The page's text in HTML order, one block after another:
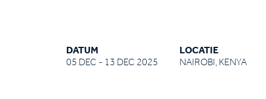
DATUM
05 DEC - 13 DEC 2025
LOCATIE
NAIROBI, KENYA